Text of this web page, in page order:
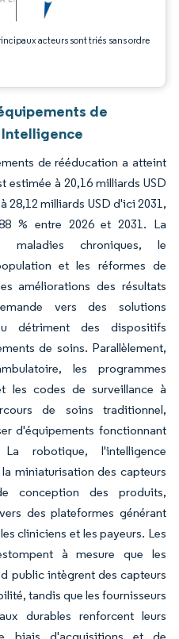
acteurs sont triés sans ordre
de
de rééducation a atteint
estimée à 20,16 milliards USD
28,12 milliards USD d'ici 2031,
% entre 2026 et 2031. La
maladies chroniques, le
et les réformes de
améliorations des résultats
vers des solutions
détriment des dispositifs
de soins. Parallèlement,
les programmes
les codes de surveillance à
de soins traditionnel,
d'équipements fonctionnant
robotique, l'intelligence
miniaturisation des capteurs
conception des produits,
des plateformes générant
cliniciens et les payeurs. Les
à mesure que les
public intègrent des capteurs
tandis que les fournisseurs
durables renforcent leurs